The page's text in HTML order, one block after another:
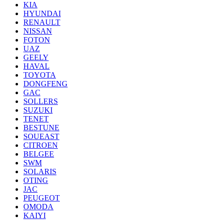
KIA
HYUNDAI
RENAULT
NISSAN
FOTON
UAZ
GEELY
HAVAL
TOYOTA
DONGFENG
GAC
SOLLERS
SUZUKI
TENET
BESTUNE
SOUEAST
CITROEN
BELGEE
SWM
SOLARIS
OTING
JAC
PEUGEOT
OMODA
KAIYI